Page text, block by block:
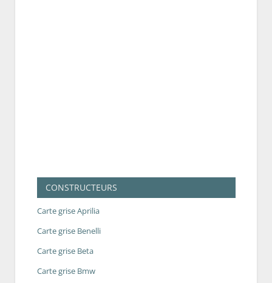
CONSTRUCTEURS
Carte grise Aprilia
Carte grise Benelli
Carte grise Beta
Carte grise Bmw